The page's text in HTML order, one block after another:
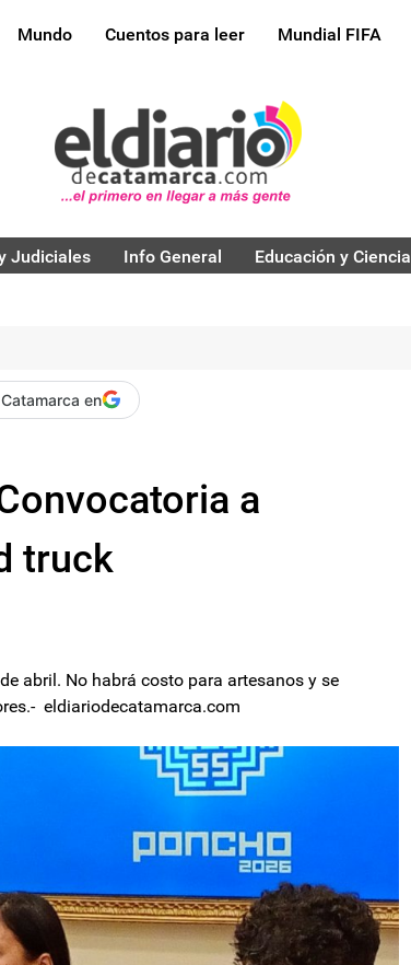
Mundo Cuentos para leer Mundial FIFA
Judiciales Info General Educación y Ciencia
en
a
truck
abril. No habrá costo para artesanos y se
eldiariodecatamarca.com